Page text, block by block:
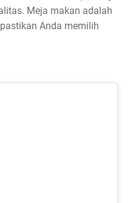
Meja makan adalah
Anda memilih